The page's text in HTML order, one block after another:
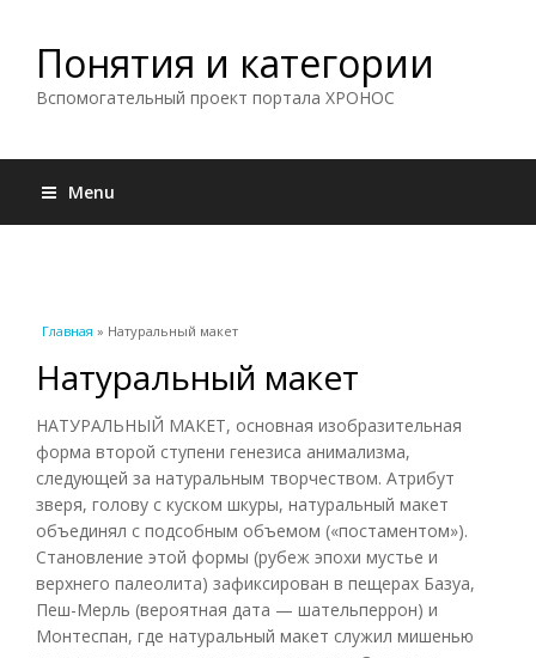
Понятия и категории
Вспомогательный проект портала ХРОНОС
Menu
Вы здесь
Главная » Натуральный макет
Натуральный макет
НАТУРАЛЬНЫЙ МАКЕТ, основная изобразительная
форма второй ступени генезиса анимализма,
следующей за натуральным творчеством. Атрибут
зверя, голову с куском шкуры, натуральный макет
объединял с подсобным объемом («постаментом»).
Становление этой формы (рубеж эпохи мустье и
верхнего палеолита) зафиксирован в пещерах Базуа,
Пеш-Мерль (вероятная дата — шательперрон) и
Монтеспан, где натуральный макет служил мишенью